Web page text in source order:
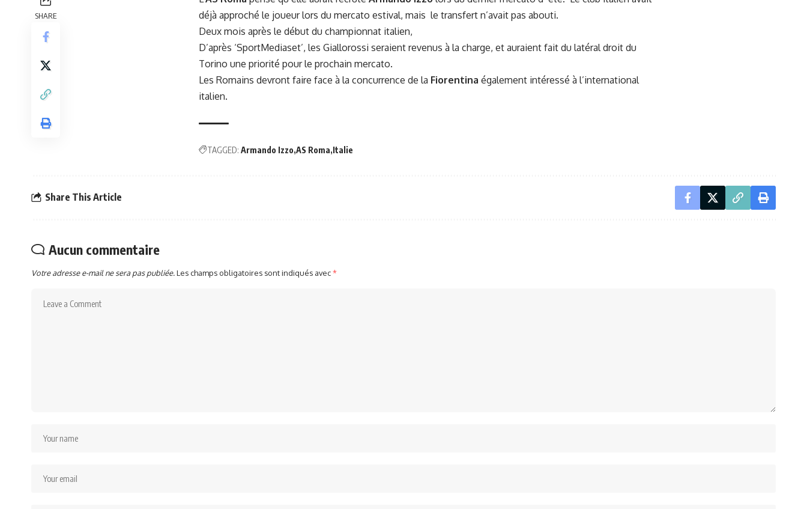
SHARE
déjà approché le joueur lors du mercato estival, mais le transfert n’avait pas abouti.
Deux mois après le début du championnat italien,
D’après ‘SportMediaset’, les Giallorossi seraient revenus à la charge, et auraient fait du latéral droit du
Torino une priorité pour le prochain mercato.
Les Romains devront faire face à la concurrence de la Fiorentina également intéressé à l’international
italien.
TAGGED: Armando Izzo AS Roma Italie
Share This Article
Aucun commentaire
Votre adresse e-mail ne sera pas publiée.Les champs obligatoires sont indiqués avec*